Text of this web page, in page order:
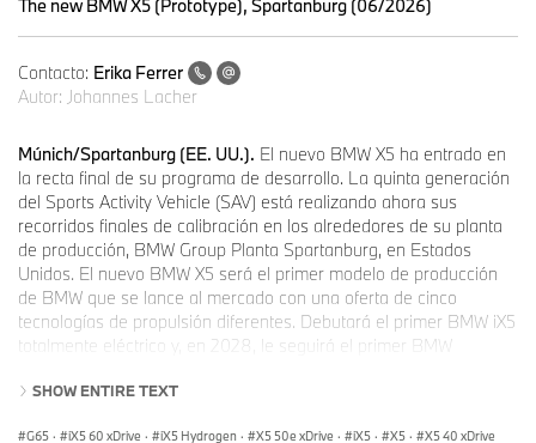
The new BMW X5 (Prototype), Spartanburg (06/2026)
Contacto: Erika Ferrer
Autor: Johannes Lacher
Múnich/Spartanburg (EE. UU.). El nuevo BMW X5 ha entrado en
la recta final de su programa de desarrollo. La quinta generación
del Sports Activity Vehicle (SAV) está realizando ahora sus
recorridos finales de calibración en los alrededores de su planta
de producción, BMW Group Planta Spartanburg, en Estados
Unidos. El nuevo BMW X5 será el primer modelo de producción
de BMW que se lance al mercado con una oferta de cinco
tecnologías de propulsión diferentes. Debutará el primer BMW iX5
totalmente eléctrico y, en 2028, le seguirá el primer BMW
Hydrogen. También estarán disponibles variantes de gasolina y
SHOW ENTIRE TEXT
G65 · iX5 60 xDrive · iX5 Hydrogen · X5 50e xDrive · iX5 · X5 · X5 40 xDrive